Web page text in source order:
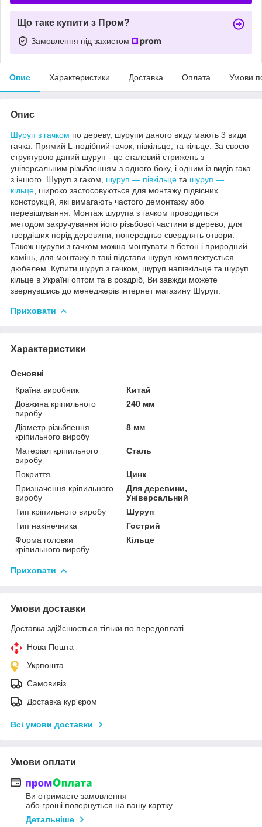
Що таке купити з Пром?
Замовлення під захистом
Опис Характеристики Доставка Оплата Умови
Опис
Шуруп з гачком по дереву, шурупи даного виду мають 3 види
гачка: Прямий L-подібний гачок, півкільце, та кільце. За своєю
структурою даний шуруп - це сталевий стрижень з
універсальним різьбленням з одного боку, і одним із видів гака
з іншого. Шуруп з гаком, шуруп ― півкільце та шуруп ―
кільце , широко застосовуються для монтажу підвісних
конструкцій, які вимагають частого демонтажу або
перевішування. Монтаж шурупа з гачком проводиться
методом закручування його різьбової частини в дерево, для
твердіших порід деревини, попередньо свердлять отвори.
Також шурупи з гачком можна монтувати в бетон і природний
камінь, для монтажу в такі підстави шуруп комплектується
дюбелем. Купити шуруп з гачком, шуруп напівкільце та шуруп
кільце в Україні оптом та в роздріб, Ви завжди можете
звернувшись до менеджерів інтернет магазину Шуруп.
Приховати
Характеристики
Основні
Країна виробник
Китай
Довжина кріпильного
виробу
240 мм
Діаметр різьблення
кріпильного виробу
8 мм
Матеріал кріпильного
виробу
Сталь
Покриття
Цинк
Призначення кріпильного
виробу
Для деревини,
Універсальний
Тип кріпильного виробу
Шуруп
Тип накінечника
Гострий
Форма головки
кріпильного виробу
Кільце
Приховати
Умови доставки
Доставка здійснюється тільки по передоплаті.
Нова Пошта
Укрпошта
Самовивіз
Доставка кур'єром
Всі умови доставки
Умови оплати
Ви отримаєте замовлення
або гроші повернуться на вашу картку
Детальніше